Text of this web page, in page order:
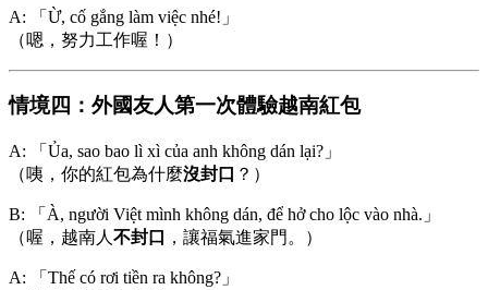
A: 「Ừ, cố gắng làm việc nhé!」
（嗯，努力工作喔！）
情境四：外國友人第一次體驗越南紅包
A: 「Ủa, sao bao lì xì của anh không dán lại?」
（咦，你的紅包為什麼沒封口 ？）
B: 「À, người Việt mình không dán, để hở cho lộc vào nhà.」
（喔，越南人 不封口 ，讓福氣進家門。）
A: 「Thế có rơi tiền ra không?」